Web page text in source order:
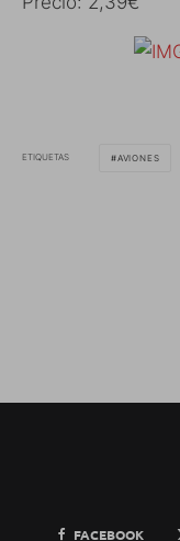
ETIQUETAS AVIONES
FACEBOOK